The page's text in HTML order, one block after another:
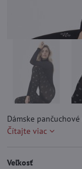
Dámske
Čítajte viac
Veľkosť